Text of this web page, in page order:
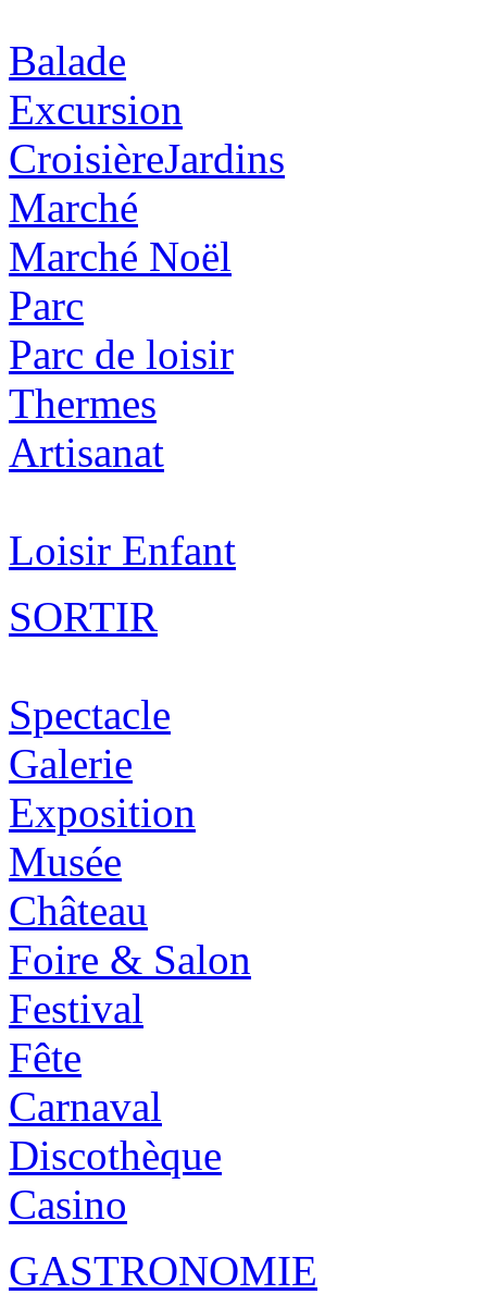
Balade
Excursion
CroisièreJardins
Marché
Marché Noël
Parc
Parc de loisir
Thermes
Artisanat
Loisir Enfant
SORTIR
Spectacle
Galerie
Exposition
Musée
Château
Foire & Salon
Festival
Fête
Carnaval
Discothèque
Casino
GASTRONOMIE